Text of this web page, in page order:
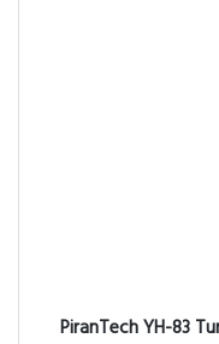
PiranTech YH-83